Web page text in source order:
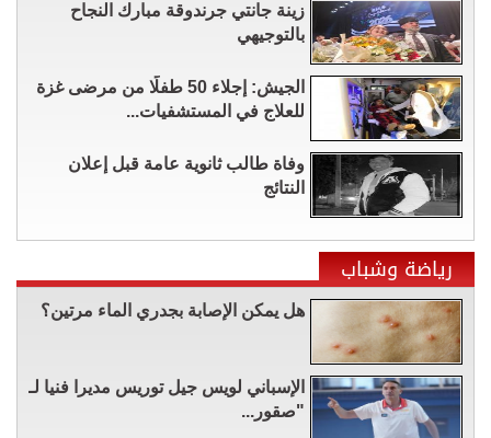
زينة جانتي جرندوقة مبارك النجاح
بالتوجيهي
الجيش: إجلاء 50 طفلًا من مرضى غزة
للعلاج في المستشفيات...
وفاة طالب ثانوية عامة قبل إعلان
النتائج
رياضة وشباب
هل يمكن الإصابة بجدري الماء مرتين؟
الإسباني لويس جيل توريس مديرا فنيا لـ
"صقور...